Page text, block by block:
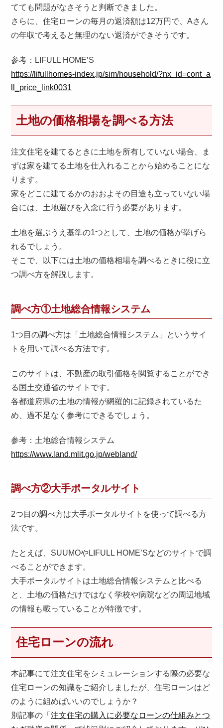
てても問題がなさそうと判断できました。
さらに、住宅ローンの毎月の返済額は12万円で、Aさん
の年収で考えると無理のない返済ができそうです。
参考：LIFULL HOME’S
https://lifullhomes-index.jp/sim/household/?nx_id=cont_a
ll_price_link0031
土地の価格相場を調べる方法
注文住宅を建てるときに土地を所有していない場合、ま
ずは家を建てる土地を仕入れることから始めることにな
ります。
家をどこに建てるかのおおよその目途も立っていない場
合には、土地選びを入念に行う必要があります。
土地を選ぶうえ基準の1つとして、土地の価格が挙げら
れるでしょう。
そこで、以下には土地の価格相場を調べるときに役に立
つ調べ方を解説します。
調べ方①土地総合情報システム
1つ目の調べ方は「土地総合情報システム」というサイ
トを用いて調べる方法です。
このサイトは、不動産の取引価格を閲覧することができ
る国土交通省のサイトです。
各都道府県の土地の情報が網羅的に記録されているた
め、過不足なく参考にできるでしょう。
参考：土地総合情報システム
https://www.land.mlit.go.jp/webland/
調べ方②大手ポータルサイト
2つ目の調べ方は大手ポータルサイトを使って調べる方
法です。
たとえば、SUUMOやLIFULL HOME’Sなどのサイトで調
べることができます。
大手ポータルサイトは土地総合情報システムと比べる
と、土地の価格だけではなく学校や病院などの周辺地域
の情報も載っていることが特徴です。
住宅ローンの流れ
本記事にて注文住宅をシミュレーションする際の必要な
住宅ローンの知識をご紹介しましたが、住宅ローンはど
のように組めばいいのでしょうか？
別記事の「注文住宅の購入に必要なローンの仕組みとつ